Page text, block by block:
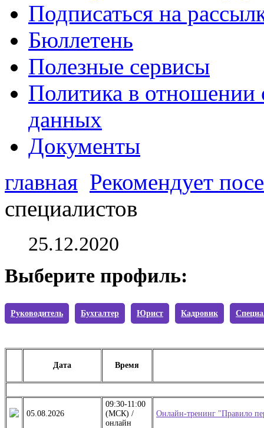
Подписаться на
Бюллетень
Полезные сервисы
Политика в отношении
данных
Документы
главная Рекомендует
специалистов
25.12.2020
Выберите профиль:
Руководитель Бухгалтер Юрист Кадровик
Дата Время
05.08.2026
09:30-11:00
(МСК) /
онлайн
Онлайн-тренинг "Правило